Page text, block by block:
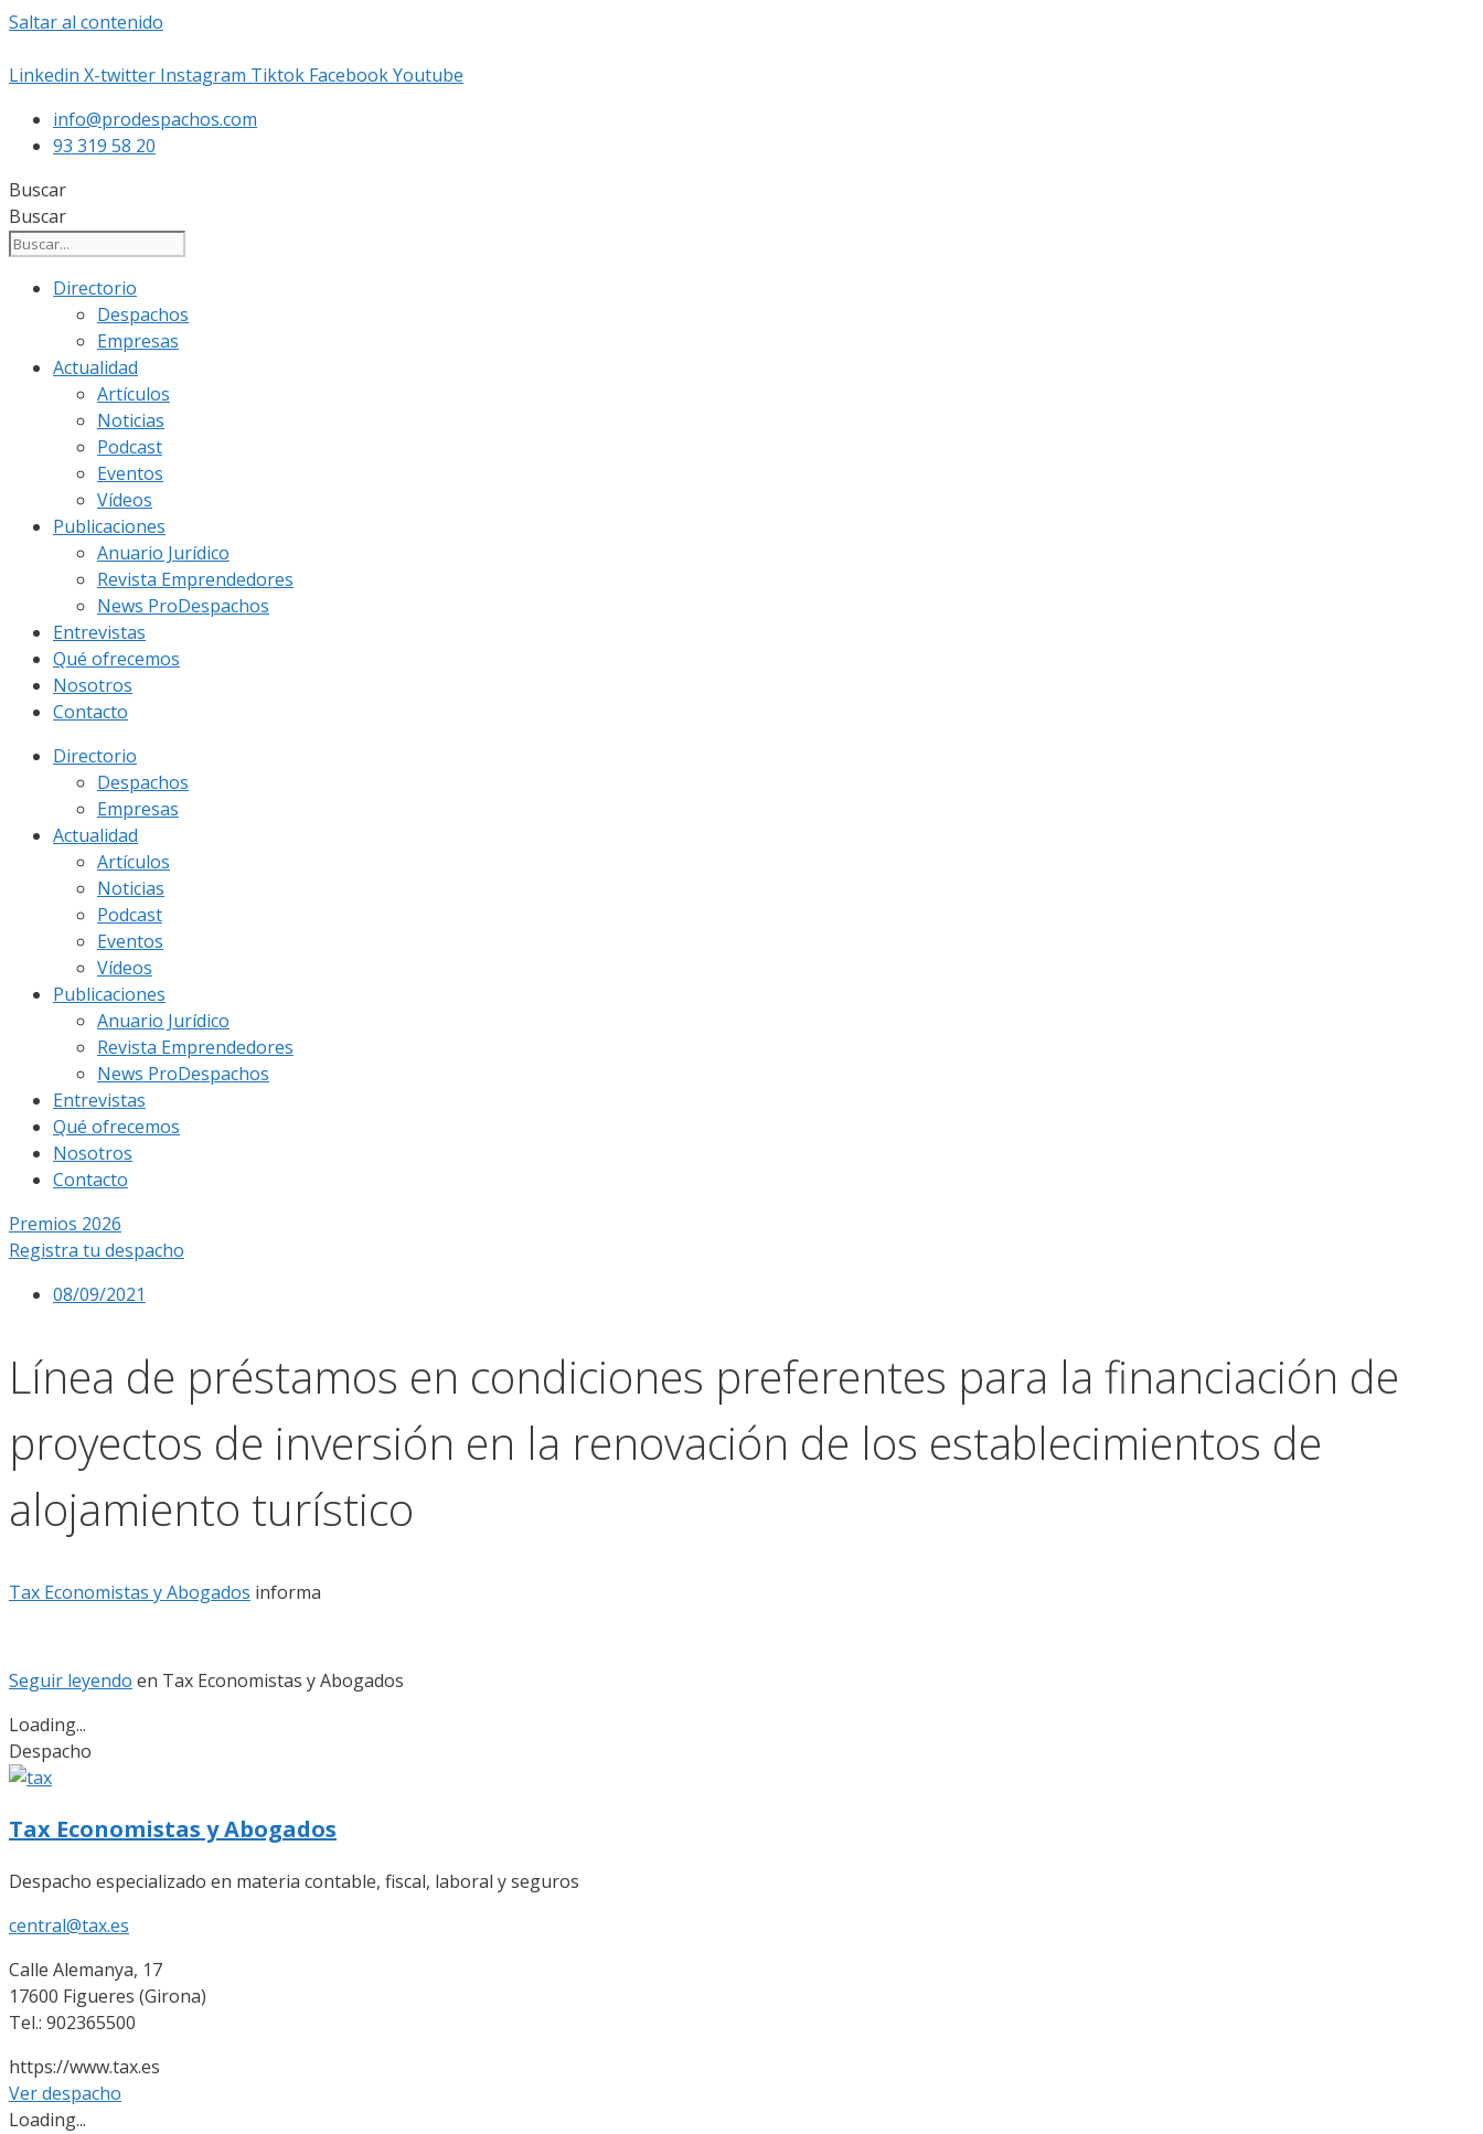
Saltar al contenido
Linkedin X-twitter Instagram Tiktok FacebookYoutube
info@prodespachos.com
93 319 58 20
Buscar
Buscar
Directorio
Despachos
Empresas
Actualidad
Artículos
Noticias
Podcast
Eventos
Vídeos
Publicaciones
Anuario Jurídico
Revista Emprendedores
News ProDespachos
Entrevistas
Qué ofrecemos
Nosotros
Contacto
Directorio
Despachos
Empresas
Actualidad
Artículos
Noticias
Podcast
Eventos
Vídeos
Publicaciones
Anuario Jurídico
Revista Emprendedores
News ProDespachos
Entrevistas
Qué ofrecemos
Nosotros
Contacto
Premios 2026
Registra tu despacho
08/09/2021
Línea de préstamos en condiciones preferentes para la financiación de
proyectos de inversión en la renovación de los establecimientos de
alojamiento turístico
Tax Economistas y Abogados informa
Seguir leyendo en Tax Economistas y Abogados
Loading...
Despacho
Tax Economistas y Abogados
Despacho especializado en materia contable, fiscal, laboral y seguros
central@tax.es
Calle Alemanya, 17
17600 Figueres (Girona)
Tel.: 902365500
https://www.tax.es
Ver despacho
Loading...